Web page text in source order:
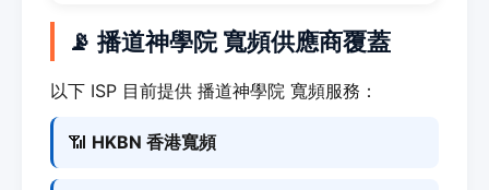
📡 播道神學院 寬頻供應商覆蓋
以下 ISP 目前提供 播道神學院 寬頻服務：
📶 HKBN 香港寬頻